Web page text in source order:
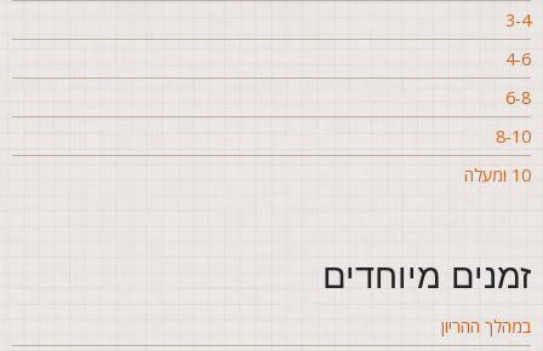
3-
4-
6-
8-
מיוחדים
ההריון